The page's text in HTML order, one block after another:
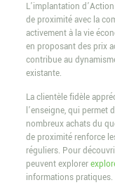
L’implantation
de proximité avec la
activement à la vie
en proposant des prix
contribue au
existante.
La clientèle fidèle
l’enseigne, qui permet
nombreux achats du
de proximité renforce
réguliers. Pour
peuvent explorer
informations pratiques.